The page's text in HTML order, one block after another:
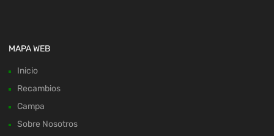
MAPA WEB
Inicio
Recambios
Campa
Sobre Nosotros